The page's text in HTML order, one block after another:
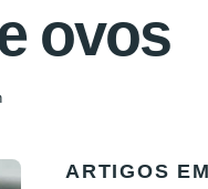
ovos
ARTIGOS